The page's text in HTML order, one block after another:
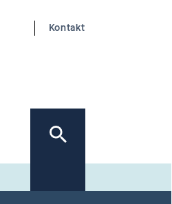
Kontakt